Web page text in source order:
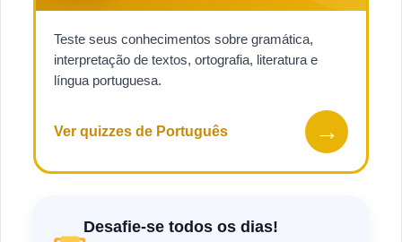
Teste seus conhecimentos sobre gramática,
interpretação de textos, ortografia, literatura e
língua portuguesa.
Ver quizzes de Português →
Desafie-se todos os dias!